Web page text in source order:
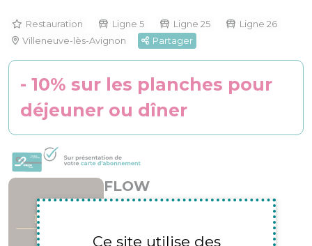
Restauration Ligne 5 Ligne 25
Ligne 26
Villeneuve-lès-Avignon
Partager
- 10% sur les planches pour
déjeuner ou dîner
FLOW
Ce site utilise des